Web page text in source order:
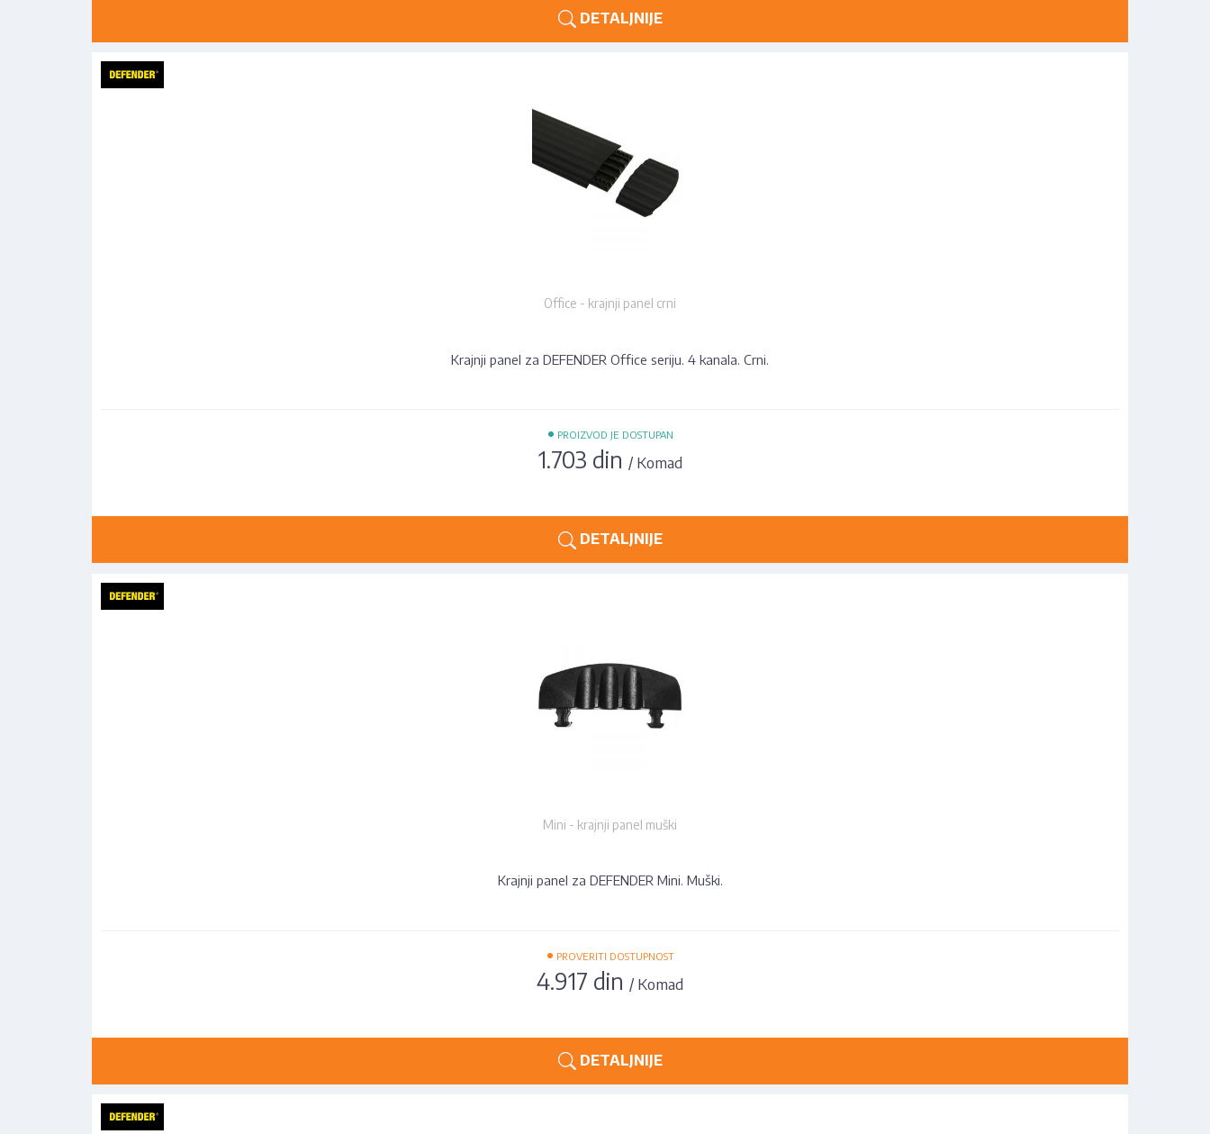
DETALJNIJE
Office - krajnji panel crni
Krajnji panel za DEFENDER Office seriju. 4 kanala. Crni.
• PROIZVOD JE DOSTUPAN
1.703 din / Komad
DETALJNIJE
Mini - krajnji panel muški
Krajnji panel za DEFENDER Mini. Muški.
• PROVERITI DOSTUPNOST
4.917 din / Komad
DETALJNIJE